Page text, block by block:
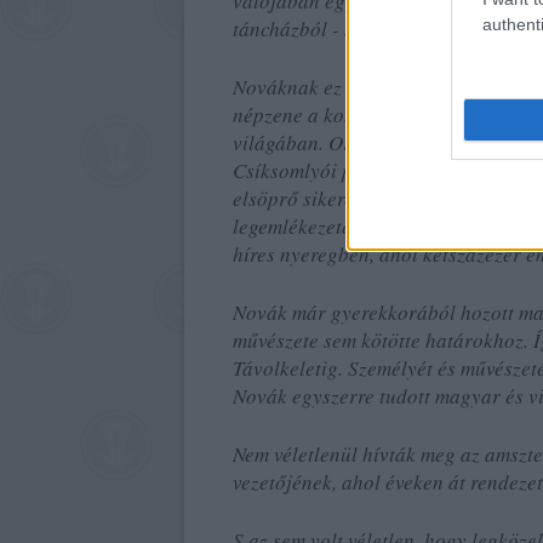
táncházból - máig érvényes
Nováknak ez a kitartó
népzene a koncerttermek
világában. Oroszlánrésze volt a
Csíksomlyói passió, a Kőmíves
elsöprő sikerében. Ez utóbbi
legemlékezetesebb az az előadás
híres nyeregben, ahol kétszázezer
Novák már gyerekkorából hozott
művészete sem kötötte
Távolkeletig. Személyét és
Novák egyszerre tudott magyar és
Nem véletlenül hívták meg az
vezetőjének, ahol éveken át